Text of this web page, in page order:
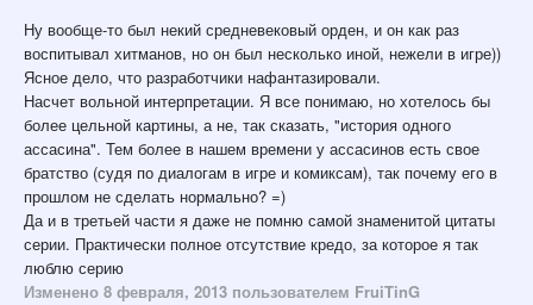
Ну вообще-то был некий средневековый орден, и он как раз
воспитывал хитманов, но он был несколько иной, нежели в игре))
Ясное дело, что разработчики нафантазировали.
Насчет вольной интерпретации. Я все понимаю, но хотелось бы
более цельной картины, а не, так сказать, "история одного
ассасина". Тем более в нашем времени у ассасинов есть свое
братство (судя по диалогам в игре и комиксам), так почему его в
прошлом не сделать нормально? =)
Да и в третьей части я даже не помню самой знаменитой цитаты
серии. Практически полное отсутствие кредо, за которое я так
люблю серию
Изменено 8 февраля, 2013 пользователем FruiTinG